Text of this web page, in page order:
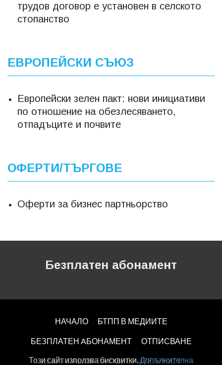
трудов договор е установен в селското
стопанство
ЕВРОПЕЙСКИ СЪЮЗ
Европейски зелен пакт: нови инициативи
по отношение на обезлесяването,
отпадъците и почвите
ОФЕРТИ/ТЪРГОВЕ
Оферти за бизнес партньорство
Безплатен абонамент
НАЧАЛО БТПП В МЕДИИТЕ
БЕЗПЛАТЕН AБОНАМЕНТ ОТПИСВАНЕ
ДЕКЛАРАЦИЯ ЗА ПОВЕРИТЕЛНОСT
Този сайт използва бисквитки.Допълнителна